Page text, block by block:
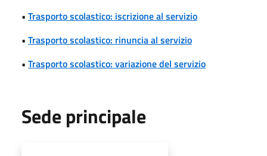
• Trasporto scolastico: iscrizione al servizio
• Trasporto scolastico: rinuncia al servizio
• Trasporto scolastico: variazione del servizio
Sede principale